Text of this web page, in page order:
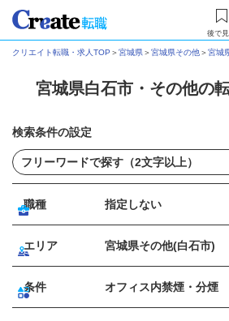
後で
クリエイト転職・求人TOP ＞宮城県＞宮城県その他＞宮城
宮城県白石市・その他の
検索条件の設定
職種 指定しない
エリア 宮城県その他(白石市)
条件 オフィス内禁煙・分煙